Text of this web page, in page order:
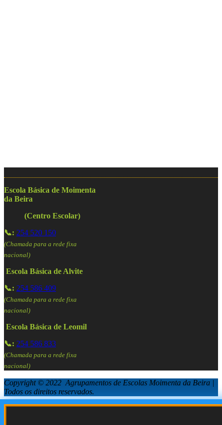
Escola Básica de Moimenta
da Beira
(Centro Escolar)
📞: 254 520 150
(Chamada para a rede fixa
nacional)
Escola Básica de Alvite
📞: 254 586 409
(Chamada para a rede fixa
nacional)
Escola Básica de Leomil
📞: 254 586 833
(Chamada para a rede fixa
nacional)
Copyright © 2022 Agrupamentos de Escolas Moimenta da Beira |
Todos os direitos reservados.